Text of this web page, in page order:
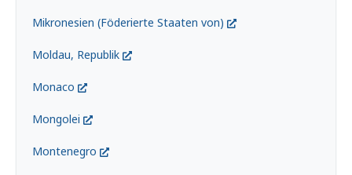
Mikronesien (Föderierte Staaten von)
Moldau, Republik
Monaco
Mongolei
Montenegro